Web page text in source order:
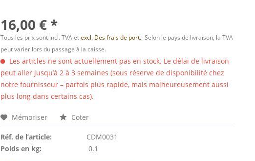
16,00 € *
Tous les prix sont incl. TVA etexcl. Des frais de port.- Selon le pays de livraison, la TVA
peut varier lors du passage à la caisse.
Les articles ne sont actuellement pas en stock. Le délai de livraison
peut aller jusqu’à 2 à 3 semaines (sous réserve de disponibilité chez
notre fournisseur – parfois plus rapide, mais malheureusement aussi
plus long dans certains cas).
Mémoriser Coter
Réf. de l’article:
CDM0031
Poids en kg:
0.1